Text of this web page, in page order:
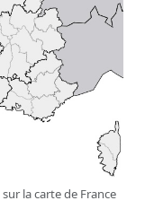
sur la carte de France